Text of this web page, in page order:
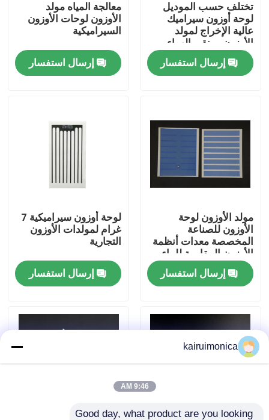
المنزل
أشرطة فيديو
عرض الواقع الافتراضي
معلومات عنا
جولة في المعمل
اتصل بنا
اطلب اقتباس
تختلف حسب الموديل
لوحة أوزون سيراميك
عالية الإخراج لمولد
الأوزون ومنقي الهواء
إرسال استفسار
معالجة المياه مولد
الأوزون لوحات الأوزون
السيراميكية
إرسال استفسار
مولد الأوزون لوحة
الأوزون للصناعة
المخصصة معدات أنظمة
الأوزون المقاومة للماء
إرسال استفسار
لوحة أوزون سيراميكية 7
غرام لمولدات الأوزون
التجارية
إرسال استفسار
kairuimonica
9:46 AM
Good day, what product are you looking